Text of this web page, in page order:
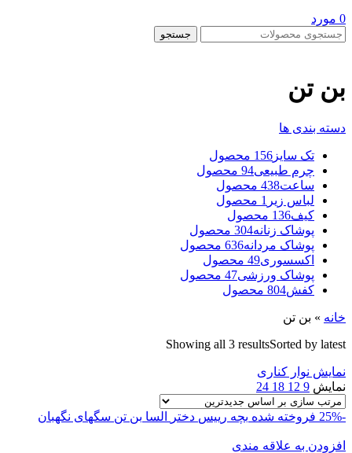
0 مورد
جستجو
بن تن
دسته بندی ها
تک سایز 156 محصول
چرم طبیعی94 محصول
ساعت438 محصول
لباس زیر 1 محصول
کیف136 محصول
پوشاک زنانه304 محصول
پوشاک مردانه636 محصول
اکسسوری49 محصول
پوشاک ورزشی47 محصول
کفش804 محصول
خانه » بن تن
Showing all 3 resultsSorted by latest
نمایش نوار کناری
نمایش 9
12
18
24
-25% فروخته شده بچه رییس دختر السا بن تن سگهای نگهبان
افزودن به علاقه مندی